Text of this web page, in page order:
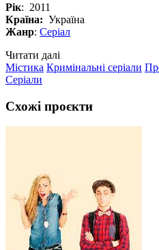
Рік: 2011
Країна: Україна
Жанр: Серіал
Читати далі
Містика Кримінальні серіали
Серіали
Схожі проєкти